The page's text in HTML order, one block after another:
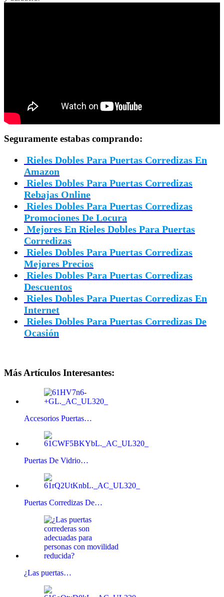
Seguramente estabas comprando:
Rieles Dobles Para Puertas Corredizas En
Amazon
Rieles Dobles Para Puertas Corredizas
Rebajas Online
Rieles Dobles Para Puertas Corredizas
Promociones De Locura
Mejores En Rieles Dobles Para Puertas
Corredizas
Rieles Dobles Para Puertas Corredizas
Mejores Precios
Rieles Dobles Para Puertas Corredizas
Descuentos
Rieles Dobles Para Puertas Corredizas En
Internet
Rieles Dobles Para Puertas Corredizas De
Ocasión
Más Artículos Interesantes:
Accesorios Puertas…
Puertas De Vidrio…
Puertas Corredizas De…
¿Las puertas…